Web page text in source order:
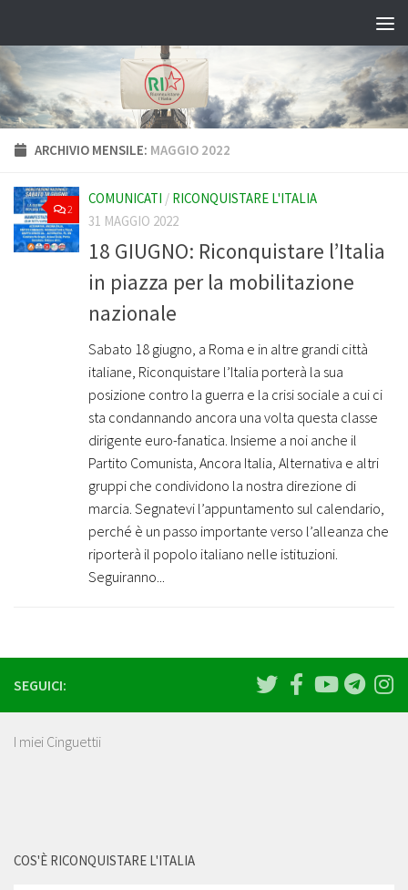
ARCHIVIO MENSILE: MAGGIO 2022
2
COMUNICATI / RICONQUISTARE L'ITALIA
31 MAGGIO 2022
18 GIUGNO: Riconquistare l’Italia
in piazza per la mobilitazione
nazionale
Sabato 18 giugno, a Roma e in altre grandi città
italiane, Riconquistare l’Italia porterà la sua
posizione contro la guerra e la crisi sociale a cui ci
sta condannando ancora una volta questa classe
dirigente euro-fanatica. Insieme a noi anche il
Partito Comunista, Ancora Italia, Alternativa e altri
gruppi che condividono la nostra direzione di
marcia. Segnatevi l’appuntamento sul calendario,
perché è un passo importante verso l’alleanza che
riporterà il popolo italiano nelle istituzioni.
Seguiranno...
SEGUICI:
I miei Cinguettii
COS'È RICONQUISTARE L'ITALIA